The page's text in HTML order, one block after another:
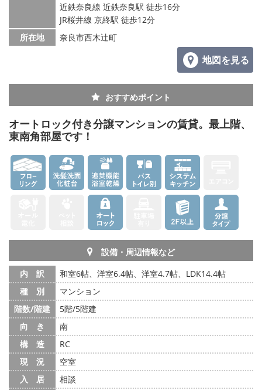
メールでお問い合わせ
近鉄奈良線 近鉄奈良駅 徒歩16分
JR桜井線 京終駅 徒歩12分
所在地
奈良市西木辻町
地図を見る
おすすめポイント
オートロック付き分譲マンションの賃貸。最上階、
東南角部屋です！
設備・周辺情報など
内 訳
和室6帖、洋室6.4帖、洋室4.7帖、LDK14.4帖
種 別
マンション
階数/階建
5階/5階建
向 き
南
構 造
RC
現 況
空室
入 居
相談